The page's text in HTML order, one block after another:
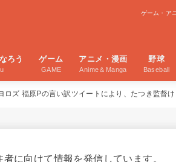
ゲーム・ア
ろう ゲーム
GAME
アニメ・漫画
Anime＆Manga
野球
Baseball
ロズ 福原Pの言い訳ツイートにより、たつき監督
に向けて情報を発信しています。